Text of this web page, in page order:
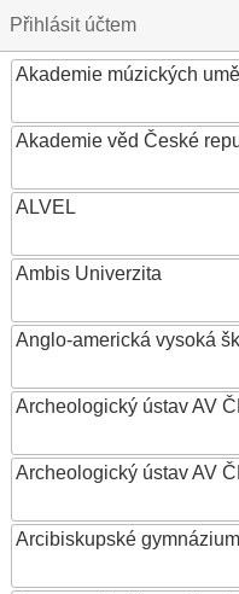
Přihlásit účtem
Akademie múzických
Akademie věd České
ALVEL
Ambis Univerzita
Anglo-americká vysoká
Archeologický ústav AV
Archeologický ústav AV
Arcibiskupské